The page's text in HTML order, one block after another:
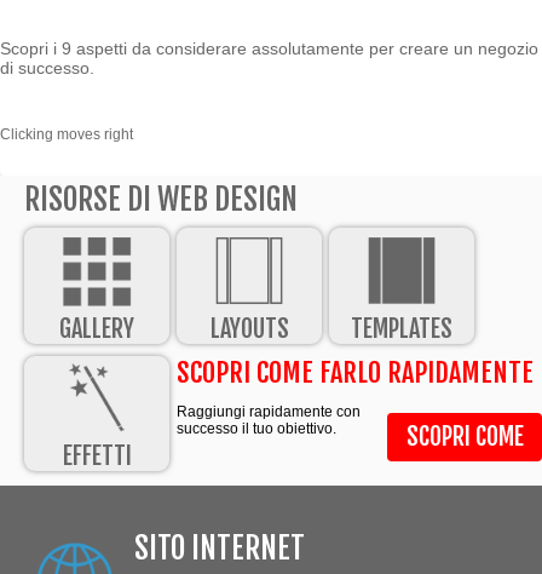
Scopri i 9 aspetti da considerare assolutamente per creare un
di successo.
Clicking moves right
RISORSE DI WEB DESIGN
GALLERY LAYOUTS TEMPLATES
EFFETTI
SCOPRI COME FARLO RAPIDAMENTE
SCOPRI COME
Raggiungi rapidamente con
successo il tuo obiettivo.
SITO INTERNET